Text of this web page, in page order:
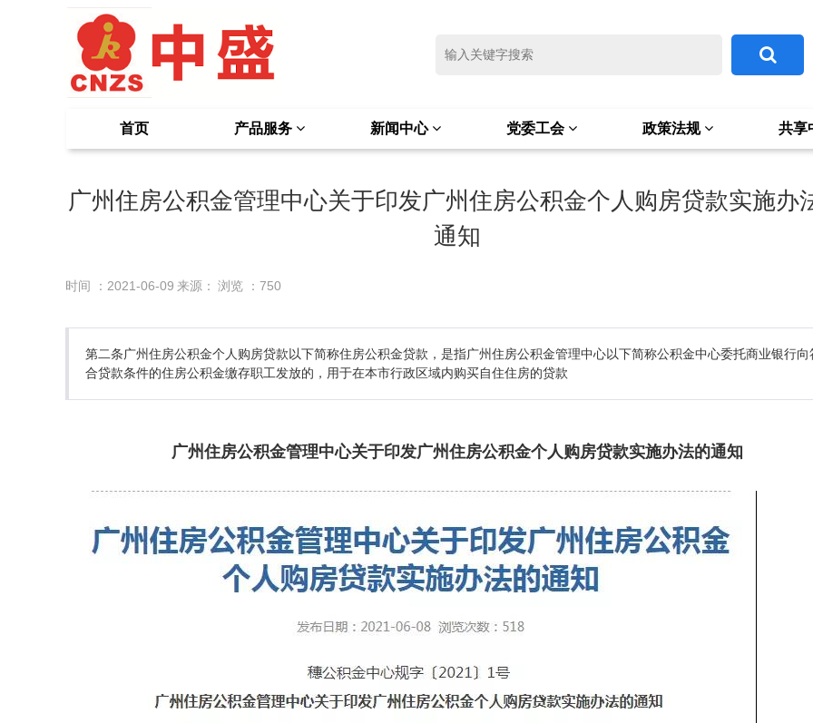
首页 产品服务 新闻中心 党委工会 政策法规 共享
广州住房公积金管理中心关于印发广州住房公积金个人购房贷款实施办
通知
时间 ：2021-06-09 来源： 浏览 ： 750
第二条广州住房公积金个人购房贷款以下简称住房公积金贷款，是指广州住房公积金管理中心以下简称公积金中心委托商业银行向
合贷款条件的住房公积金缴存职工发放的，用于在本市行政区域内购买自住住房的贷款
广州住房公积金管理中心关于印发广州住房公积金个人购房贷款实施办法的通知